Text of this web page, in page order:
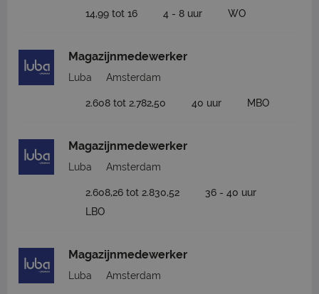
14,99 tot 16 4 - 8 uur WO
Magazijnmedewerker
Luba Amsterdam
2.608 tot 2.782,50 40 uur MBO
Magazijnmedewerker
Luba Amsterdam
2.608,26 tot 2.830,52
36 - 40 uur
LBO
Magazijnmedewerker
Luba Amsterdam